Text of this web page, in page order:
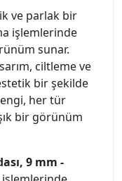
ve parlak bir
işlemlerinde
sunar.
ciltleme ve
bir şekilde
her tür
bir görünüm
9 mm -